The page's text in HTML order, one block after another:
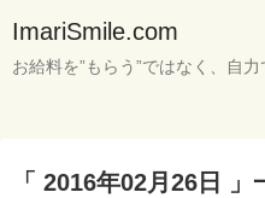
ImariSmile.com
お給料を”もらう”ではなく、自
「 2016年02月26日 」